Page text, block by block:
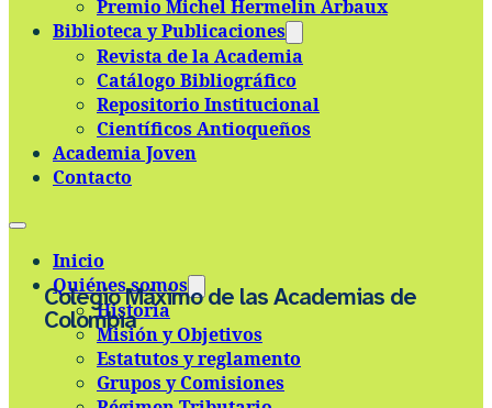
Skip to main contentSkip to footer
Premio Michel Hermelin Arbaux
Biblioteca y Publicaciones
Revista de la Academia
Catálogo Bibliográfico
Repositorio Institucional
Científicos Antioqueños
Academia Joven
Contacto
Inicio
Quiénes somos
Historia
Misión y Objetivos
Estatutos y reglamento
Grupos y Comisiones
Colegio Máximo de las Academias de
Colombia